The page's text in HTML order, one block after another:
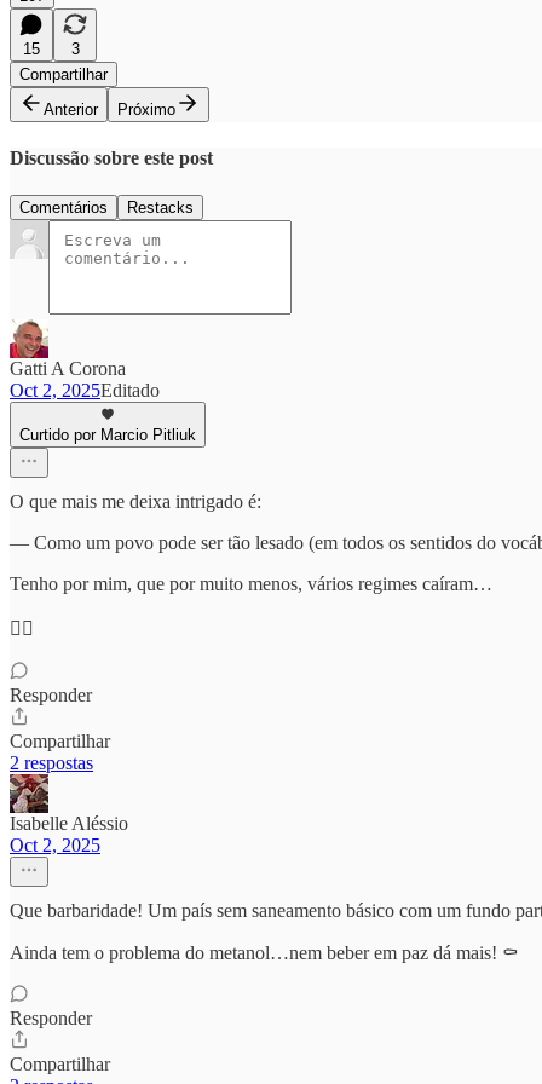
15
3
Compartilhar
Anterior
Próximo
Discussão sobre este post
Comentários Restacks
Gatti A Corona
Oct 2, 2025Editado
Curtido por Marcio Pitliuk
O que mais me deixa intrigado é:
— Como um povo pode ser tão lesado (em todos os sentidos do
Tenho por mim, que por muito menos, vários regimes caíram…
🤦‍♂️
Responder
Compartilhar
2 respostas
Isabelle Aléssio
Oct 2, 2025
Que barbaridade! Um país sem saneamento básico com um fundo
Ainda tem o problema do metanol…nem beber em paz dá mais! ⚰️
Responder
Compartilhar